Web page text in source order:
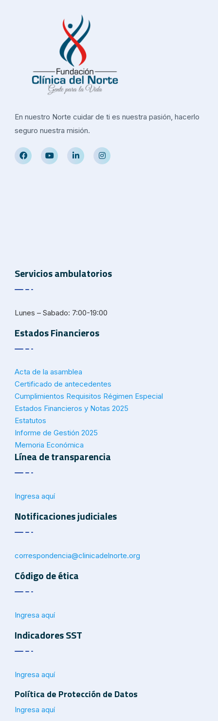
En nuestro Norte cuidar de ti es nuestra pasión, hacerlo
seguro nuestra misión.
Servicios ambulatorios
Lunes – Sabado: 7:00-19:00
Estados Financieros
Acta de la asamblea
Certificado de antecedentes
Cumplimientos Requisitos Régimen Especial
Estados Financieros y Notas 2025
Estatutos
Informe de Gestión 2025
Memoria Económica
Línea de transparencia
Ingresa aquí
Notificaciones judiciales
correspondencia@clinicadelnorte.org
Código de ética
Ingresa aquí
Indicadores SST
Ingresa aquí
Política de Protección de Datos
Ingresa aquí